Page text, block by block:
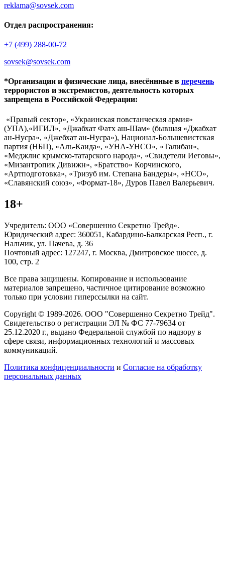
reklama@sovsek.com
Отдел распространения:
+7 (499) 288-00-72
sovsek@sovsek.com
*Организации и физические лица, внесённные в перечень
террористов и экстремистов, деятельность которых
запрещена в Российской Федерации:
«Правый сектор», «Украинская повстанческая армия»
(УПА),«ИГИЛ», «Джабхат Фатх аш-Шам» (бывшая «Джабхат
ан-Нусра», «Джебхат ан-Нусра»), Национал-Большевистская
партия (НБП), «Аль-Каида», «УНА-УНСО», «Талибан»,
«Меджлис крымско-татарского народа», «Свидетели Иеговы»,
«Мизантропик Дивижн», «Братство» Корчинского,
«Артподготовка», «Тризуб им. Степана Бандеры», «НСО»,
«Славянский союз», «Формат-18», Дуров Павел Валерьевич.
18+
Учредитель: ООО «Совершенно Секретно Трейд».
Юридический адрес: 360051, Кабардино-Балкарская Респ., г.
Нальчик, ул. Пачева, д. 36
Почтовый адрес: 127247, г. Москва, Дмитровское шоссе, д.
100, стр. 2
Все права защищены. Копирование и использование
материалов запрещено, частичное цитирование возможно
только при условии гиперссылки на сайт.
Copyright © 1989-2026. ООО "Совершенно Секретно Трейд".
Свидетельство о регистрации ЭЛ № ФС 77-79634 от
25.12.2020 г., выдано Федеральной службой по надзору в
сфере связи, информационных технологий и массовых
коммуникаций.
Политика конфиценциальности и Согласие на обработку
персональных данных